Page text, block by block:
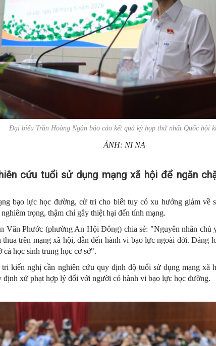
Đại biểu Trần Hoàng Ngân báo cáo kết quả kỳ họp thứ nhất Quốc hội
ẢNH: NI NA
cứu tuổi sử dụng mạng xã hội để ngăn
bạo lực học đường, cử tri cho biết tuy có xu hướng giảm về
trọng, thậm chí gây thiệt hại đến tính mạng.
Văn Phước (phường An Hội Đông) chia sẻ: "Nguyên nhân chủ
thua trên mạng xã hội, dẫn đến hành vi bạo lực ngoài đời. Đáng
cả học sinh trung học cơ sở".
kiến nghị cần nghiên cứu quy định độ tuổi sử dụng mạng xã
định xử phạt hợp lý đối với người có hành vi bạo lực học đường.